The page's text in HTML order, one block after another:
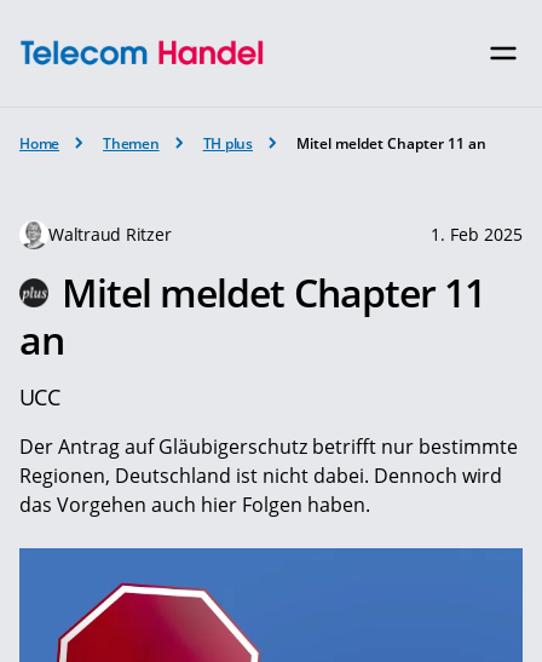
Home Themen TH plus Mitel meldet Chapter 11 an
Waltraud Ritzer 1. Feb 2025
Mitel meldet Chapter 11
an
UCC
Der Antrag auf Gläubigerschutz betrifft nur bestimmte
Regionen, Deutschland ist nicht dabei. Dennoch wird
das Vorgehen auch hier Folgen haben.